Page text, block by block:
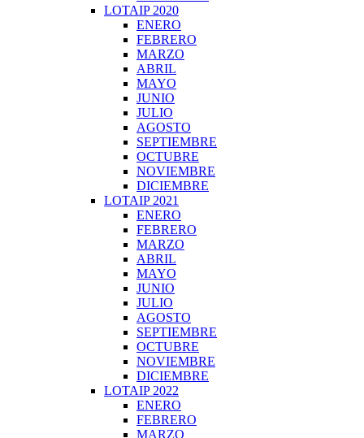
LOTAIP 2020
ENERO
FEBRERO
MARZO
ABRIL
MAYO
JUNIO
JULIO
AGOSTO
SEPTIEMBRE
OCTUBRE
NOVIEMBRE
DICIEMBRE
LOTAIP 2021
ENERO
FEBRERO
MARZO
ABRIL
MAYO
JUNIO
JULIO
AGOSTO
SEPTIEMBRE
OCTUBRE
NOVIEMBRE
DICIEMBRE
LOTAIP 2022
ENERO
FEBRERO
MARZO